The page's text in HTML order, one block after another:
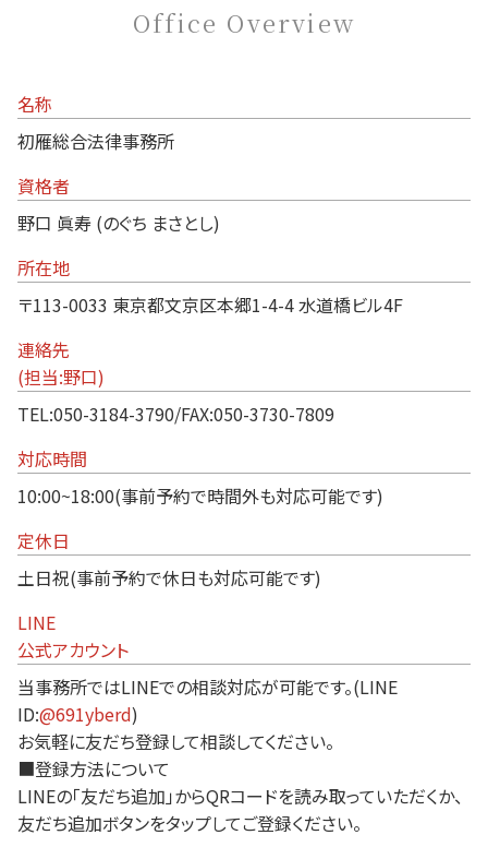
Office Overview
名称
初雁総合法律事務所
資格者
野口 眞寿 (のぐち まさとし)
所在地
〒113-0033 東京都文京区本郷1-4-4 水道橋ビル4F
連絡先
(担当:野口)
TEL:050-3184-3790/FAX:050-3730-7809
対応時間
10:00~18:00(事前予約で時間外も対応可能です)
定休日
土日祝(事前予約で休日も対応可能です)
LINE
公式アカウント
当事務所ではLINEでの相談対応が可能です。(LINE
ID:@691yberd)
お気軽に友だち登録して相談してください。
■登録方法について
LINEの「友だち追加」からQRコードを読み取っていただくか、
友だち追加ボタンをタップしてご登録ください。